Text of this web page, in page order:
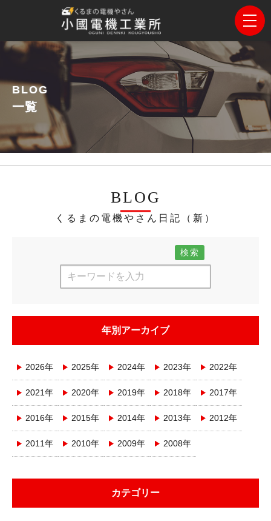
BLOG
一覧
BLOG
くるまの電機やさん日記（新）
検索
年別アーカイブ
2026年 2025年 2024年 2023年 2022年
2021年 2020年 2019年 2018年 2017年
2016年 2015年 2014年 2013年 2012年
2011年 2010年 2009年 2008年
カテゴリー